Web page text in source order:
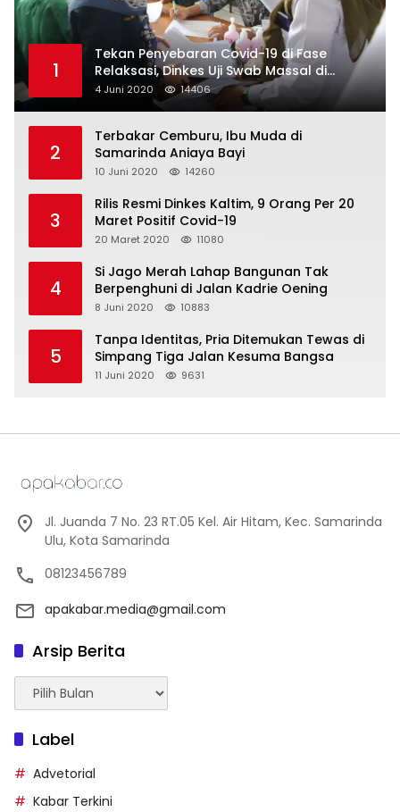
1
Tekan Penyebaran Covid-19 di Fase
Relaksasi, Dinkes Uji Swab Massal di
Pelabuhan Samarinda
4 Juni 2020 14406
2
Terbakar Cemburu, Ibu Muda di
Samarinda Aniaya Bayi
10 Juni 2020 14260
3
Rilis Resmi Dinkes Kaltim, 9 Orang Per 20
Maret Positif Covid-19
20 Maret 2020 11080
4
Si Jago Merah Lahap Bangunan Tak
Berpenghuni di Jalan Kadrie Oening
8 Juni 2020 10883
5
Tanpa Identitas, Pria Ditemukan Tewas di
Simpang Tiga Jalan Kesuma Bangsa
11 Juni 2020 9631
Jl. Juanda 7 No. 23 RT.05 Kel. Air Hitam, Kec. Samarinda
Ulu, Kota Samarinda
08123456789
apakabar.media@gmail.com
Arsip Berita
Arsip
Berita
Label
Advetorial
Kabar Terkini